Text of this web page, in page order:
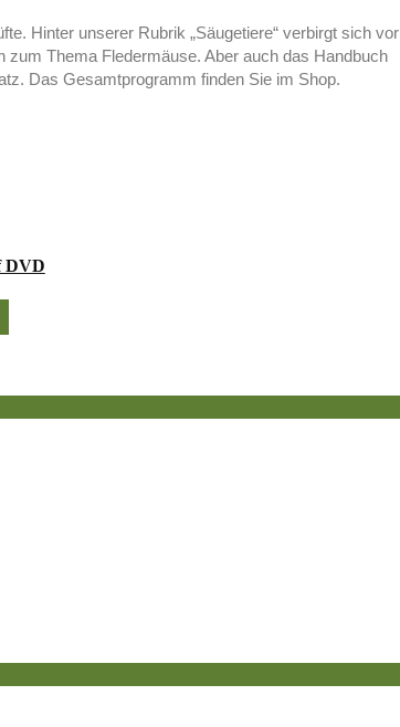
Hinter unserer Rubrik „Säugetiere“ verbirgt sich vor
zum Thema Fledermäuse. Aber auch das Handbuch
Das Gesamtprogramm finden Sie im Shop.
DVD